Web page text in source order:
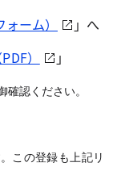
ーム）
」へ
） 」
認ください。
この登録も上記リ